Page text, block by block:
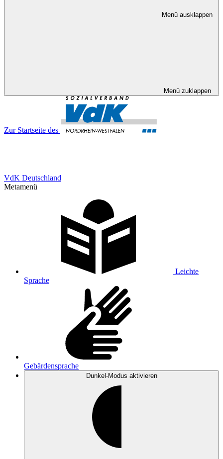
Menü ausklappen
Menü zuklappen
Zur Startseite des
VdK Deutschland
Metamenü
Leichte
Sprache
Gebärdensprache
Dunkel-Modus aktivieren